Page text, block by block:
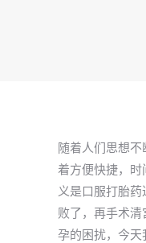
随着人们思想
着方便快捷，
义是口服打胎
败了，再手术
孕的困扰，今天